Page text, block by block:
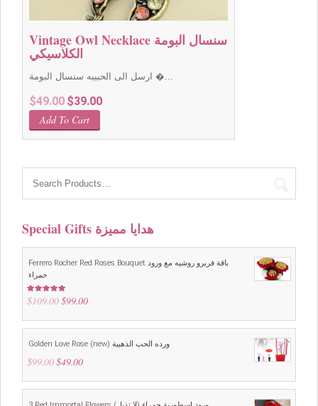
Vintage Owl Necklace سنسال البومة
الكلاسيكي
ارسل الى الحبيبه سنسال البومة �...
$49.00 Original
price
was:
$39.00Current
Add To Cart
Special Gifts هدايا مميزة
Ferrero Rocher Red Roses Bouquet باقة فريرو روشيه مع ورود
حمراء
Rated 5.00
out of 5
$109.00 Original
was:
$99.00Current
is:
Golden Love Rose (new) ورده الحب الذهبية
$99.00 Original
was:
$49.00Current
is: